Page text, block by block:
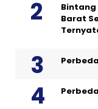
Bintang
Barat